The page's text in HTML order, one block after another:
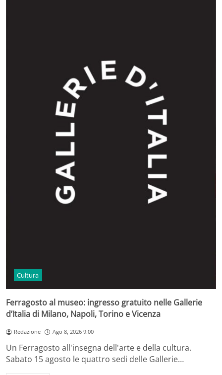
Cultura
Ferragosto al museo: ingresso gratuito nelle Gallerie
d’Italia di Milano, Napoli, Torino e Vicenza
Redazione Ago 8, 2026 9:00
Un Ferragosto all'insegna dell'arte e della cultura.
Sabato 15 agosto le quattro sedi delle Gallerie…